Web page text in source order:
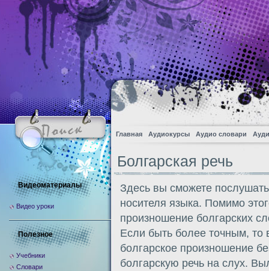
Главная Аудиокурсы Аудио словари
Болгарская речь
Здесь вы сможете послушать
носителя языка. Помимо
произношение болгарских
Если быть более точным, то
болгарское произношение
болгарскую речь на слух.
Видеоматериалы
Видео уроки
Полезное
Учебники
Словари